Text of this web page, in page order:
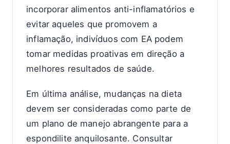
incorporar alimentos anti-inflamatórios e
evitar aqueles que promovem a
inflamação, indivíduos com EA podem
tomar medidas proativas em direção a
melhores resultados de saúde.
Em última análise, mudanças na dieta
devem ser consideradas como parte de
um plano de manejo abrangente para a
espondilite anquilosante. Consultar